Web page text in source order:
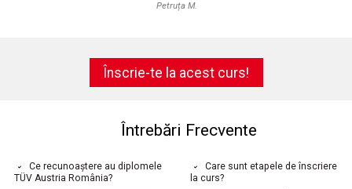
Petruța M.
Înscrie-te la acest curs!
Întrebări Frecvente
Ce recunoaștere au diplomele
TÜV Austria România?
Care sunt etapele de înscriere
la curs?